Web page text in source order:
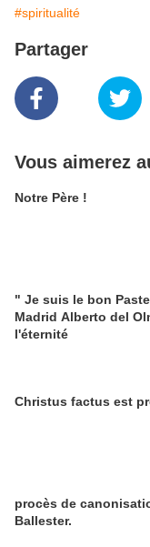
#spiritualité
Partager
Vous aimerez
Notre Père !
" Je suis le bon
Madrid Alberto del Olmo prêtre
l'éternité
Christus factus est
procès de
Ballester.